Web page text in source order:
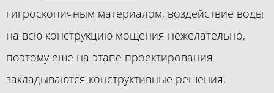
гигроскопичным материалом, воздействие воды
на всю конструкцию мощения нежелательно,
поэтому еще на этапе проектирования
закладываются конструктивные решения,